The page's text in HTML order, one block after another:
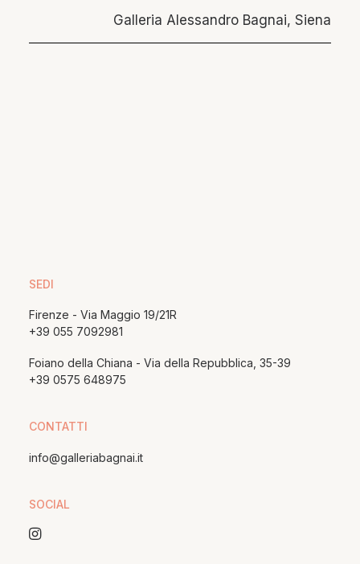
Galleria Alessandro Bagnai, Siena
SEDI
Firenze - Via Maggio 19/21R
+39 055 7092981
Foiano della Chiana - Via della Repubblica, 35-39
+39 0575 648975
CONTATTI
info@galleriabagnai.it
SOCIAL